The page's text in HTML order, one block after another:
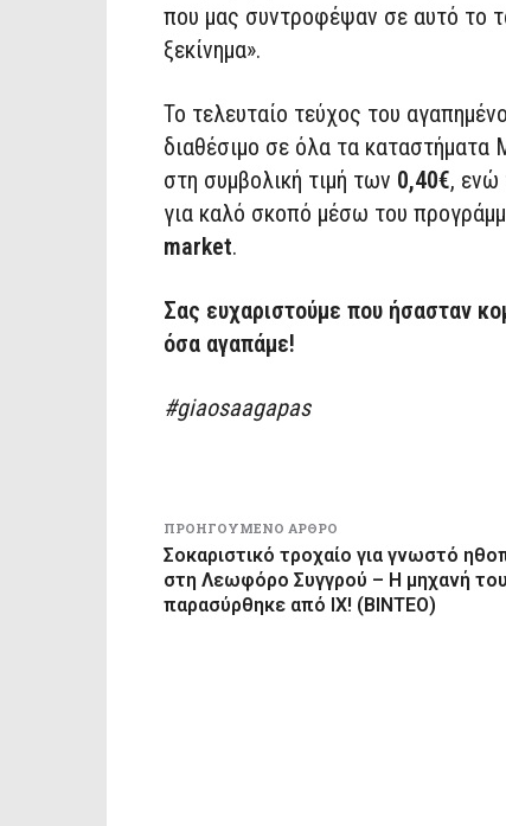
που μας συντροφέψαν σε αυτό το
ξεκίνημα».
Το τελευταίο τεύχος του
διαθέσιμο σε όλα τα καταστήματα
στη συμβολική τιμή των 0,40€, ενώ
για καλό σκοπό μέσω του
market.
Σας ευχαριστούμε που ήσασταν
όσα αγαπάμε!
#giaosaagapas
ΠΡΟΗΓΟΎΜΕΝΟ ΆΡΘΡΟ
Σοκαριστικό τροχαίο για γνωστό
στη Λεωφόρο Συγγρού – Η μηχανή του
παρασύρθηκε από ΙΧ! (ΒΙΝΤΕΟ)